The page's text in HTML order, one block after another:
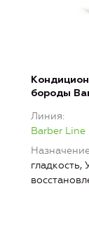
бороды
Линия
Barber Line
гладкость,